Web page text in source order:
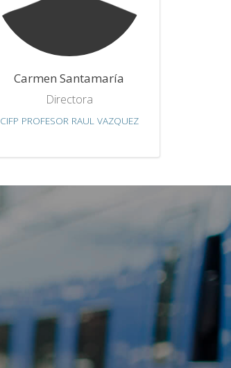
Carmen Santamaría
Directora
CIFP PROFESOR RAUL VAZQUEZ